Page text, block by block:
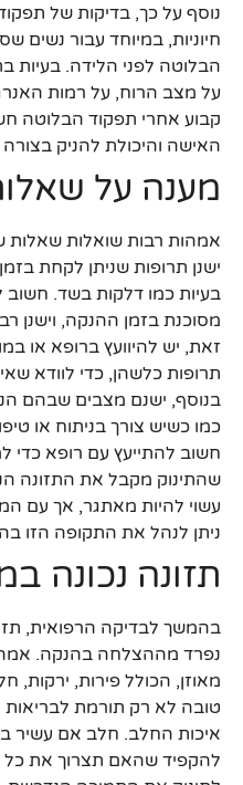
נוסף על כך, בדיקות של
חיוניות, במיוחד עבור נשים
הבלוטה לפני הלידה. בעיות
על מצב הרוח, על רמות
קבוע אחרי תפקוד הבלוטה
האישה והיכולת להניק
מענה על
אמהות רבות שואלות שאלות
ישנן תרופות שניתן לקחת
בעיות כמו דלקות בשד. חשוב
מסוכנת בזמן ההנקה, וישנן
זאת, יש להיוועץ ברופא או
תרופות כלשהן, כדי לוודא
בנוסף, ישנם מצבים שבהם
כמו כשיש צורך בניתוח או
חשוב להתייעץ עם רופא כדי
שהתינוק מקבל את התזונה
עשוי להיות מאתגר, אך עם
ניתן לנהל את התקופה הזו
תזונה נכונה
בהמשך לבדיקה הרפואית,
נפרד מההצלחה בהנקה.
מאוזן, הכולל פירות, ירקות,
טובה לא רק תורמת
איכות החלב. חלב אם עשיר
להקפיד שהאם תצרוך את כל